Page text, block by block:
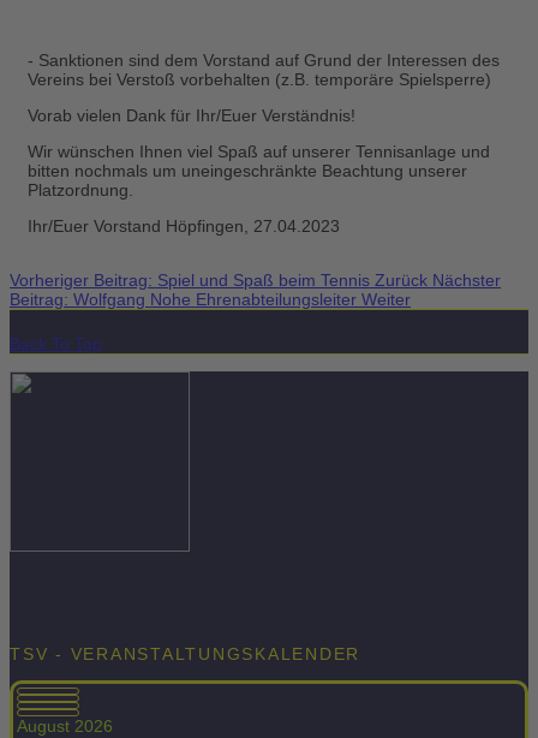
- Sanktionen sind dem Vorstand auf Grund der Interessen des
Vereins bei Verstoß vorbehalten (z.B. temporäre Spielsperre)
Vorab vielen Dank für Ihr/Euer Verständnis!
Wir wünschen Ihnen viel Spaß auf unserer Tennisanlage und
bitten nochmals um uneingeschränkte Beachtung unserer
Platzordnung.
Ihr/Euer Vorstand Höpfingen, 27.04.2023
Vorheriger Beitrag: Spiel und Spaß beim Tennis Zurück Nächster
Beitrag: Wolfgang Nohe Ehrenabteilungsleiter Weiter
Back To Top
TSV - VERANSTALTUNGSKALENDER
August 2026